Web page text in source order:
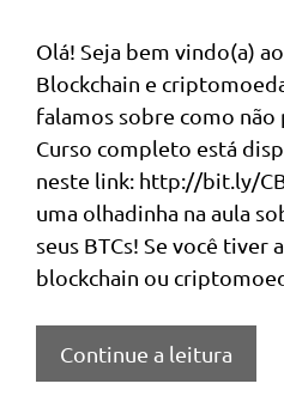
Olá! Seja bem vindo(a)
Blockchain e
falamos sobre como não
Curso completo está
neste link: http://bit.ly/
uma olhadinha na aula
seus BTCs! Se você tiver
blockchain ou
Continue a leitura